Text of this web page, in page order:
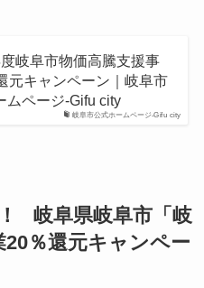
岐阜市公式ホームページ-Gifu city
岐阜市物価高騰支援事
元キャンペーン｜岐阜市
ムページ-Gifu city
岐阜県岐阜市「岐
％還元キャンペー